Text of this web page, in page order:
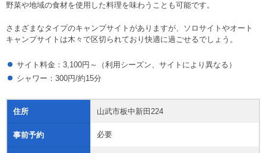
野菜や地域の食材を使用した料理を味わうことも可能です。
さまざまなタイプのキャンプサイトがありますが、ソロサイトやオート
キャンプサイトは木々で区切られており快適に過ごせるでしょう。
サイト料金：3,100円～（利用シーズン、サイトにより異なる）
シャワー：300円/約15分
住所 山武市板中新田224
事前予約 必要